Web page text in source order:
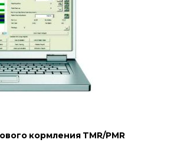
кормления TMR/PMR